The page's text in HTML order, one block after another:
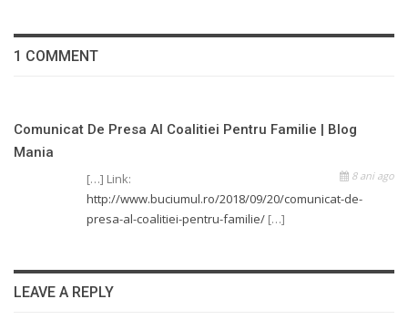
1 COMMENT
Comunicat De Presa Al Coalitiei Pentru Familie | Blog
Mania
8 ani ago
[…] Link:
http://www.buciumul.ro/2018/09/20/comunicat-de-
presa-al-coalitiei-pentru-familie/ […]
LEAVE A REPLY